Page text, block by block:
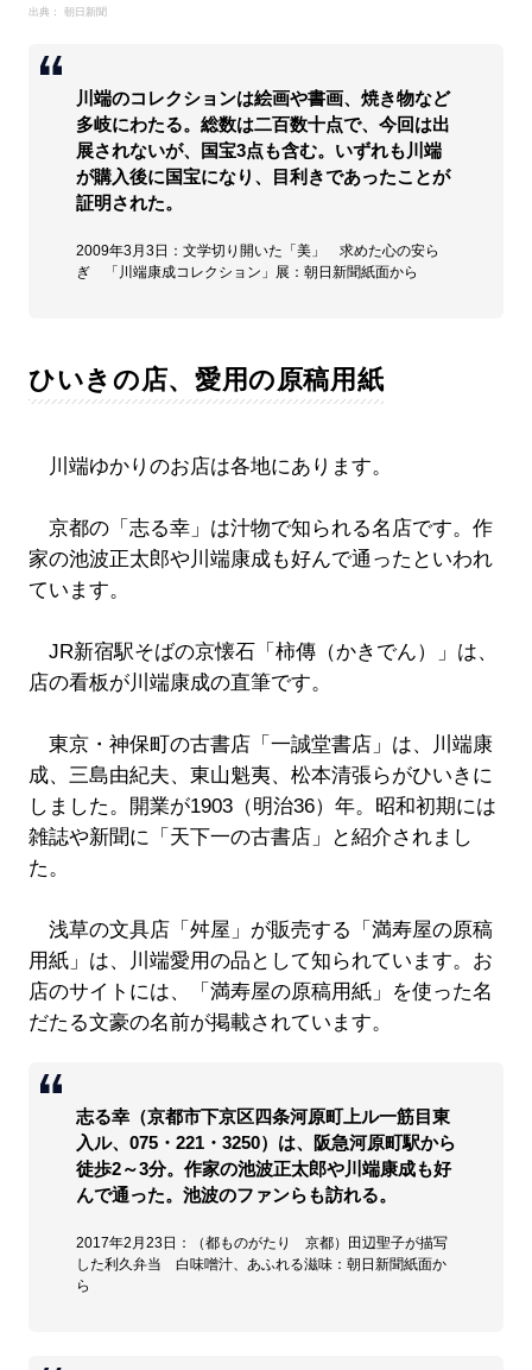
出典： 朝日新聞
川端のコレクションは絵画や書画、焼き物など
多岐にわたる。総数は二百数十点で、今回は出
展されないが、国宝3点も含む。いずれも川端
が購入後に国宝になり、目利きであったことが
証明された。
2009年3月3日：文学切り開いた「美」 求めた心の安ら
ぎ 「川端康成コレクション」展：朝日新聞紙面から
ひいきの店、愛用の原稿用紙
川端ゆかりのお店は各地にあります。
京都の「志る幸」は汁物で知られる名店です。作
家の池波正太郎や川端康成も好んで通ったといわれ
ています。
JR新宿駅そばの京懐石「柿傳（かきでん）」は、
店の看板が川端康成の直筆です。
東京・神保町の古書店「一誠堂書店」は、川端康
成、三島由紀夫、東山魁夷、松本清張らがひいきに
しました。開業が1903（明治36）年。昭和初期には
雑誌や新聞に「天下一の古書店」と紹介されまし
た。
浅草の文具店「舛屋」が販売する「満寿屋の原稿
用紙」は、川端愛用の品として知られています。お
店のサイトには、「満寿屋の原稿用紙」を使った名
だたる文豪の名前が掲載されています。
志る幸（京都市下京区四条河原町上ル一筋目東
入ル、075・221・3250）は、阪急河原町駅から
徒歩2～3分。作家の池波正太郎や川端康成も好
んで通った。池波のファンらも訪れる。
2017年2月23日：（都ものがたり 京都）田辺聖子が描写
した利久弁当 白味噌汁、あふれる滋味：朝日新聞紙面か
ら